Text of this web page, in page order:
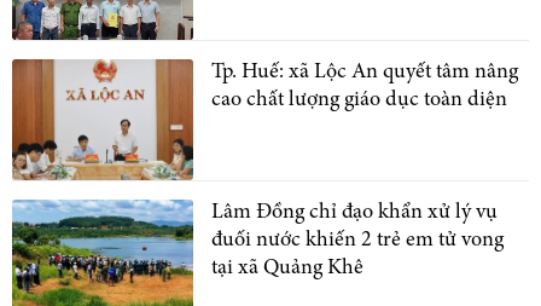
Tp. Huế: xã Lộc An quyết tâm nâng
cao chất lượng giáo dục toàn diện
Lâm Đồng chỉ đạo khẩn xử lý vụ
đuối nước khiến 2 trẻ em tử vong
tại xã Quảng Khê